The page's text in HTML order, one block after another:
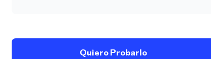
Quiero Probarlo